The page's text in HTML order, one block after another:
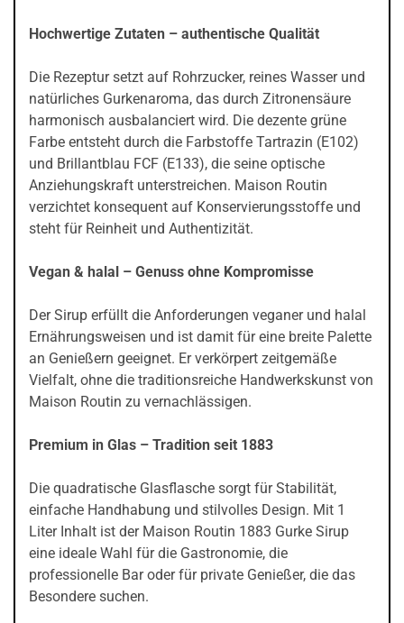
Hochwertige Zutaten – authentische Qualität
Die Rezeptur setzt auf Rohrzucker, reines Wasser und
natürliches Gurkenaroma, das durch Zitronensäure
harmonisch ausbalanciert wird. Die dezente grüne
Farbe entsteht durch die Farbstoffe Tartrazin (E102)
und Brillantblau FCF (E133), die seine optische
Anziehungskraft unterstreichen. Maison Routin
verzichtet konsequent auf Konservierungsstoffe und
steht für Reinheit und Authentizität.
Vegan & halal – Genuss ohne Kompromisse
Der Sirup erfüllt die Anforderungen veganer und halal
Ernährungsweisen und ist damit für eine breite Palette
an Genießern geeignet. Er verkörpert zeitgemäße
Vielfalt, ohne die traditionsreiche Handwerkskunst von
Maison Routin zu vernachlässigen.
Premium in Glas – Tradition seit 1883
Die quadratische Glasflasche sorgt für Stabilität,
einfache Handhabung und stilvolles Design. Mit 1
Liter Inhalt ist der Maison Routin 1883 Gurke Sirup
eine ideale Wahl für die Gastronomie, die
professionelle Bar oder für private Genießer, die das
Besondere suchen.